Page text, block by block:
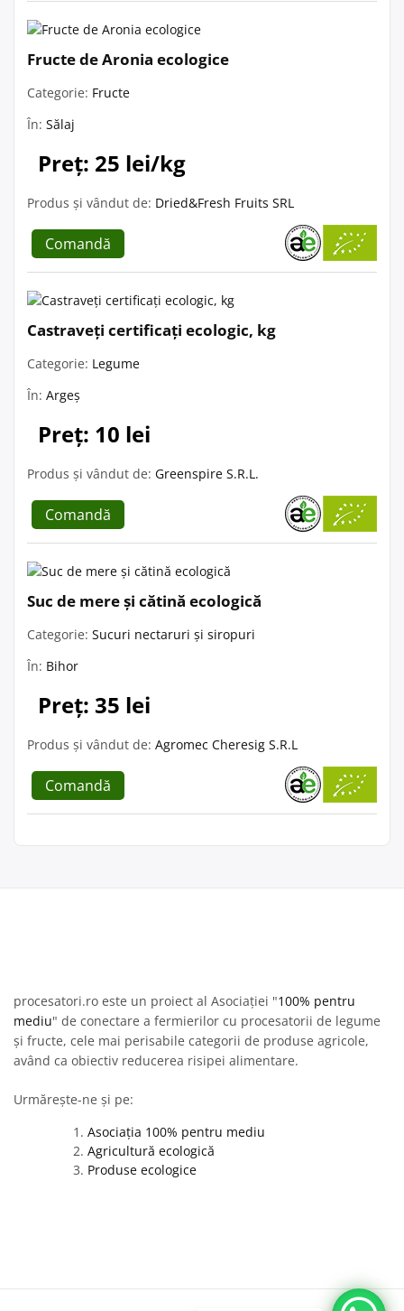
Fructe de Aronia ecologice
Categorie: Fructe
În: Sălaj
Preț: 25 lei/kg
Produs și vândut de: Dried&Fresh Fruits SRL
Comandă
Castraveți certificați ecologic, kg
Categorie: Legume
În: Argeș
Preț: 10 lei
Produs și vândut de: Greenspire S.R.L.
Comandă
Suc de mere și cătină ecologică
Categorie: Sucuri nectaruri și siropuri
În: Bihor
Preț: 35 lei
Produs și vândut de: Agromec Cheresig S.R.L
Comandă
procesatori.ro este un proiect al Asociației "100% pentru
mediu" de conectare a fermierilor cu procesatorii de legume
și fructe, cele mai perisabile categorii de produse agricole,
având ca obiectiv reducerea risipei alimentare.
Urmărește-ne și pe:
Asociația 100% pentru mediu
Agricultură ecologică
Produse ecologice